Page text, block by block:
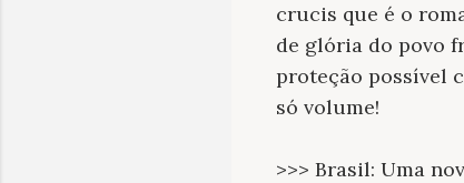
crucis que é o
de glória do povo
proteção possível
só volume!
>>> Brasil: Uma